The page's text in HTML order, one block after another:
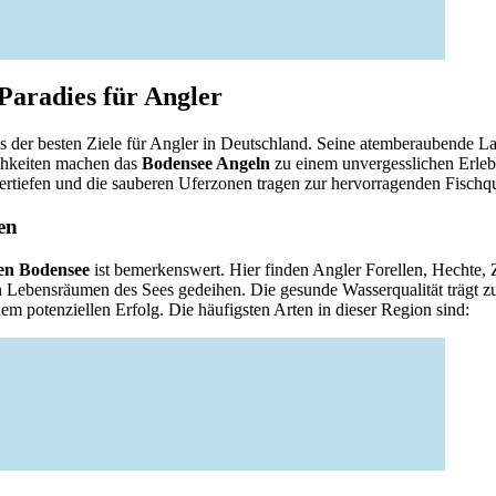
für Angler
der besten Ziele für Angler in Deutschland. Seine atemberaubende
machen das Bodensee Angeln zu einem unvergesslichen
und die sauberen Uferzonen tragen zur hervorragenden
Bodensee ist bemerkenswert. Hier finden Angler Forellen, Hechte,
des Sees gedeihen. Die gesunde Wasserqualität trägt
potenziellen Erfolg. Die häufigsten Arten in dieser Region sind: